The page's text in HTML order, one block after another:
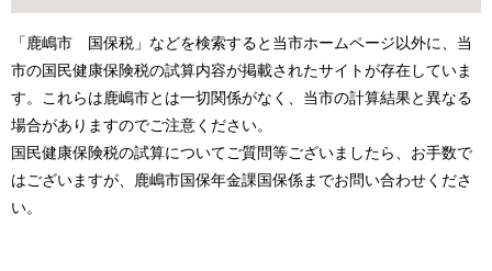
「鹿嶋市 国保税」などを検索すると当市ホームページ以外に、当
市の国民健康保険税の試算内容が掲載されたサイトが存在していま
す。これらは鹿嶋市とは一切関係がなく、当市の計算結果と異なる
場合がありますのでご注意ください。
国民健康保険税の試算についてご質問等ございましたら、お手数で
はございますが、鹿嶋市国保年金課国保係までお問い合わせくださ
い。